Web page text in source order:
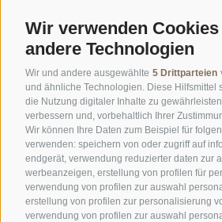
Wir verwenden
andere Technologien
Wir und andere ausgewählte 5 Drittparteien
und ähnliche Technologien. Diese Hilfsmittel
die Nutzung digitaler Inhalte zu
verbessern und, vorbehaltlich Ihrer
Wir können Ihre Daten zum Beispiel für
verwenden: speichern von oder zugriff auf
endgerät, verwendung reduzierter daten zur
werbeanzeigen, erstellung von profilen für
verwendung von profilen zur auswahl
erstellung von profilen zur personalisierung
verwendung von profilen zur auswahl